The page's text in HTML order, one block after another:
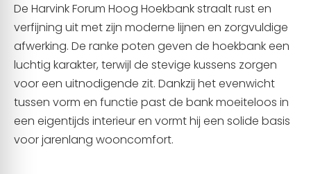
De Harvink Forum Hoog Hoekbank straalt rust en
verfijning uit met zijn moderne lijnen en zorgvuldige
afwerking. De ranke poten geven de hoekbank een
luchtig karakter, terwijl de stevige kussens zorgen
voor een uitnodigende zit. Dankzij het evenwicht
tussen vorm en functie past de bank moeiteloos in
een eigentijds interieur en vormt hij een solide basis
voor jarenlang wooncomfort.